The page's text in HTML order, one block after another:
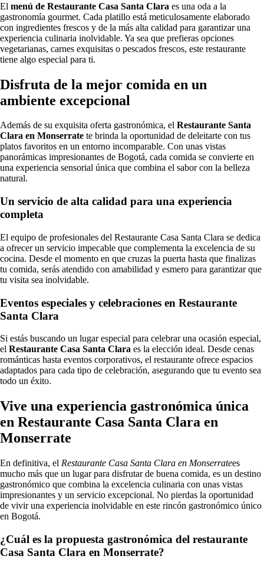
El menú de Restaurante Casa Santa Clara es una oda a la
gastronomía gourmet. Cada platillo está meticulosamente elaborado
con ingredientes frescos y de la más alta calidad para garantizar una
experiencia culinaria inolvidable. Ya sea que prefieras opciones
vegetarianas, carnes exquisitas o pescados frescos, este restaurante
tiene algo especial para ti.
Disfruta de la mejor comida en un
ambiente excepcional
Además de su exquisita oferta gastronómica, el Restaurante Santa
Clara en Monserrate te brinda la oportunidad de deleitarte con tus
platos favoritos en un entorno incomparable. Con unas vistas
panorámicas impresionantes de Bogotá, cada comida se convierte en
una experiencia sensorial única que combina el sabor con la belleza
natural.
Un servicio de alta calidad para una experiencia
completa
El equipo de profesionales del Restaurante Casa Santa Clara se dedica
a ofrecer un servicio impecable que complementa la excelencia de su
cocina. Desde el momento en que cruzas la puerta hasta que finalizas
tu comida, serás atendido con amabilidad y esmero para garantizar que
tu visita sea inolvidable.
Eventos especiales y celebraciones en Restaurante
Santa Clara
Si estás buscando un lugar especial para celebrar una ocasión especial,
el Restaurante Casa Santa Clara es la elección ideal. Desde cenas
románticas hasta eventos corporativos, el restaurante ofrece espacios
adaptados para cada tipo de celebración, asegurando que tu evento sea
todo un éxito.
Vive una experiencia gastronómica única
en Restaurante Casa Santa Clara en
Monserrate
En definitiva, el Restaurante Casa Santa Clara en Monserratees
mucho más que un lugar para disfrutar de buena comida, es un destino
gastronómico que combina la excelencia culinaria con unas vistas
impresionantes y un servicio excepcional. No pierdas la oportunidad
de vivir una experiencia inolvidable en este rincón gastronómico único
en Bogotá.
¿Cuál es la propuesta gastronómica del restaurante
Casa Santa Clara en Monserrate?